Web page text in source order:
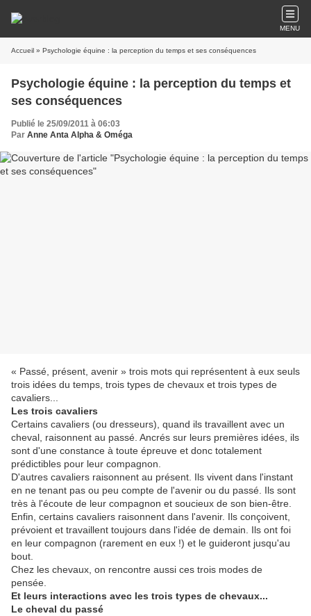
MENU
Accueil » Psychologie équine : la perception du temps et ses conséquences
Psychologie équine : la perception du temps et
ses conséquences
Publié le 25/09/2011 à 06:03
Par Anne Anta Alpha & Oméga
« Passé, présent, avenir » trois mots qui représentent à eux seuls
trois idées du temps, trois types de chevaux et trois types de
cavaliers...
Les trois cavaliers
Certains cavaliers (ou dresseurs), quand ils travaillent avec un
cheval, raisonnent au passé. Ancrés sur leurs premières idées, ils
sont d'une constance à toute épreuve et donc totalement
prédictibles pour leur compagnon.
D'autres cavaliers raisonnent au présent. Ils vivent dans l'instant
en ne tenant pas ou peu compte de l'avenir ou du passé. Ils sont
très à l'écoute de leur compagnon et soucieux de son bien-être.
Enfin, certains cavaliers raisonnent dans l'avenir. Ils conçoivent,
prévoient et travaillent toujours dans l'idée de demain. Ils ont foi
en leur compagnon (rarement en eux !) et le guideront jusqu'au
bout.
Chez les chevaux, on rencontre aussi ces trois modes de
pensée.
Et leurs interactions avec les trois types de chevaux...
Le cheval du passé